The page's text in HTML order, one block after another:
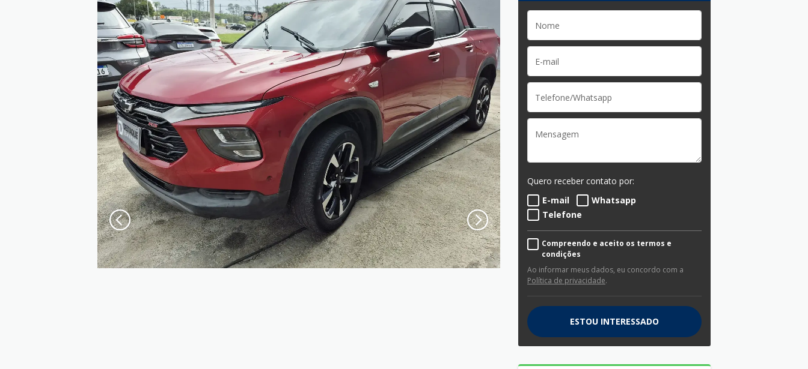
Quero receber contato por:
E-mail
Whatsapp
Telefone
Compreendo e aceito os termos e
condições
Ao informar meus dados, eu concordo com a
Política de privacidade.
ESTOU INTERESSADO